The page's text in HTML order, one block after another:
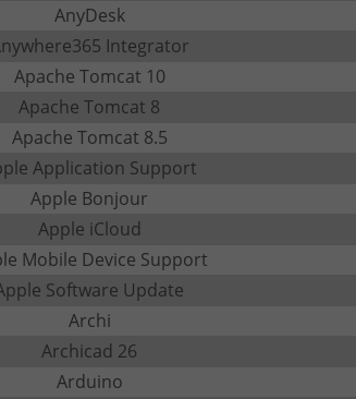
AnyDesk
Integrator
Apache Tomcat 10
Apache Tomcat 8
Apache Tomcat 8.5
Application Support
Apple Bonjour
Apple iCloud
Mobile Device Support
Software Update
Archi
Archicad 26
Arduino